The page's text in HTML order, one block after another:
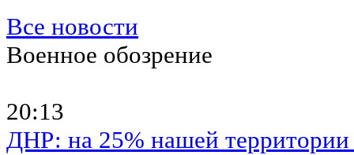
Все новости
Военное обозрение
20:13
ДНР: на 25% нашей территории